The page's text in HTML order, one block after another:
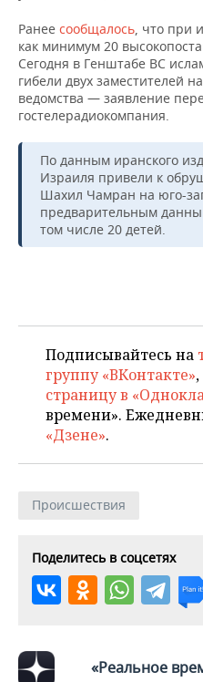
ХОККЕЙ С МЯЧОМ
ПРОИСШЕСТВИЯ
Ранее сообщалось, что при
как минимум 20
Сегодня в Генштабе ВС
гибели двух заместителей
ведомства — заявление
гостелерадиокомпания.
По данным иранского
Израиля привели к
Шахил Чамран на юго-
предварительным
том числе 20 детей.
Подписывайтесь на
группу «ВКонтакте»,
страницу в
времени».
«Дзене».
Происшествия
Поделитесь в соцсетях
«Реальное